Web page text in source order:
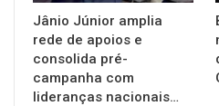
Jânio Júnior amplia
rede de apoios e
consolida pré-
campanha com
lideranças nacionais…